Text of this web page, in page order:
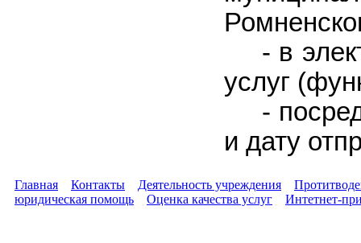
- в
услуг
-
и дату
Главная Контакты Деятельность учреждения
юридическая помощь
Оценка качества услуг Интетнет-